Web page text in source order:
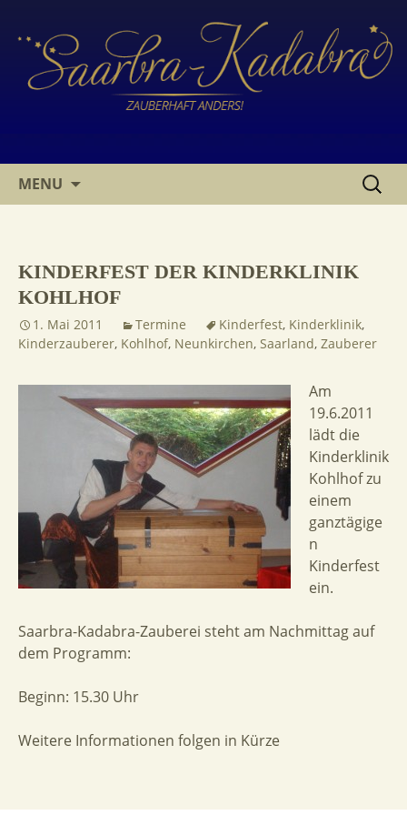
MENU
NACH:
KINDERFEST DER KINDERKLINIK
KOHLHOF
1. Mai 2011 Termine Kinderfest, Kinderklinik,
Kinderzauberer, Kohlhof, Neunkirchen, Saarland, Zauberer
Am
19.6.2011
lädt die
Kinderklinik
Kohlhof zu
einem
ganztägige
n
Kinderfest
ein.
Saarbra-Kadabra-Zauberei steht am Nachmittag auf
dem Programm:
Beginn: 15.30 Uhr
Weitere Informationen folgen in Kürze